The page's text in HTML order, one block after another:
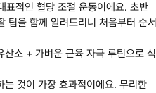
표적인 혈당 조절 운동이에요. 초반
팁을 함께 알려드리니 처음부터 순서
소 + 가벼운 근육 자극 루틴으로 식
것이 가장 효과적이에요. 무리한